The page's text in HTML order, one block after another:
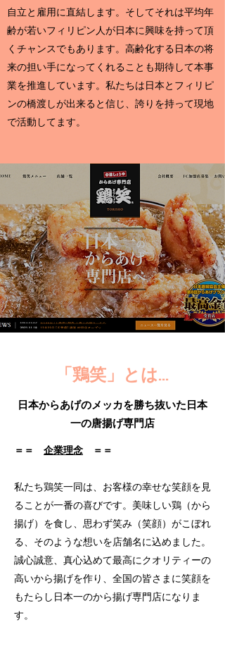
自立と雇用に直結します。そしてそれは平均年
齢が若いフィリピン人が日本に興味を持って頂
くチャンスでもあります。高齢化する日本の将
来の担い手になってくれることも期待して本事
業を推進しています。私たちは日本とフィリピ
ンの橋渡しが出来ると信じ、誇りを持って現地
で活動してます。
「鶏笑」とは…
日本からあげのメッカを勝ち抜いた日本
一の唐揚げ専門店
＝＝ 企業理念 ＝＝
私たち鶏笑一同は、お客様の幸せな笑顔を見
ることが一番の喜びです。美味しい鶏（から
揚げ）を食し、思わず笑み（笑顔）がこぼれ
る、そのような想いを店舗名に込めました。
誠心誠意、真心込めて最高にクオリティーの
高いから揚げを作り、全国の皆さまに笑顔を
もたらし日本一のから揚げ専門店になりま
す。